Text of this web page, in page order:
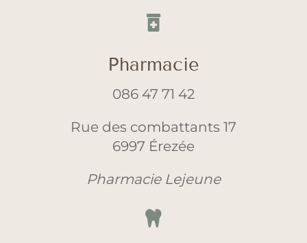

Pharmacie
086 47 71 42
Rue des combattants 17
6997 Érezée
Pharmacie Lejeune
